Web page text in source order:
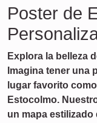
Poster de
Explora la belleza
Imagina tener una
lugar favorito
Estocolmo.
un mapa